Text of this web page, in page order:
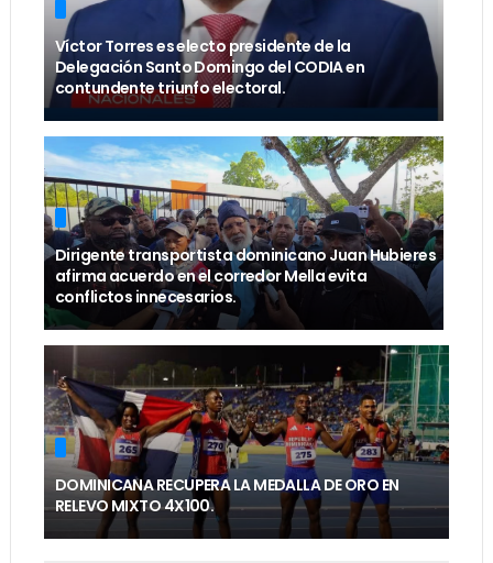
Víctor Torres es electo presidente de la
Delegación Santo Domingo del CODIA en
contundente triunfo electoral.
Dirigente transportista dominicano Juan Hubieres
afirma acuerdo en el corredor Mella evita
conflictos innecesarios.
DOMINICANA RECUPERA LA MEDALLA DE ORO EN
RELEVO MIXTO 4X100.